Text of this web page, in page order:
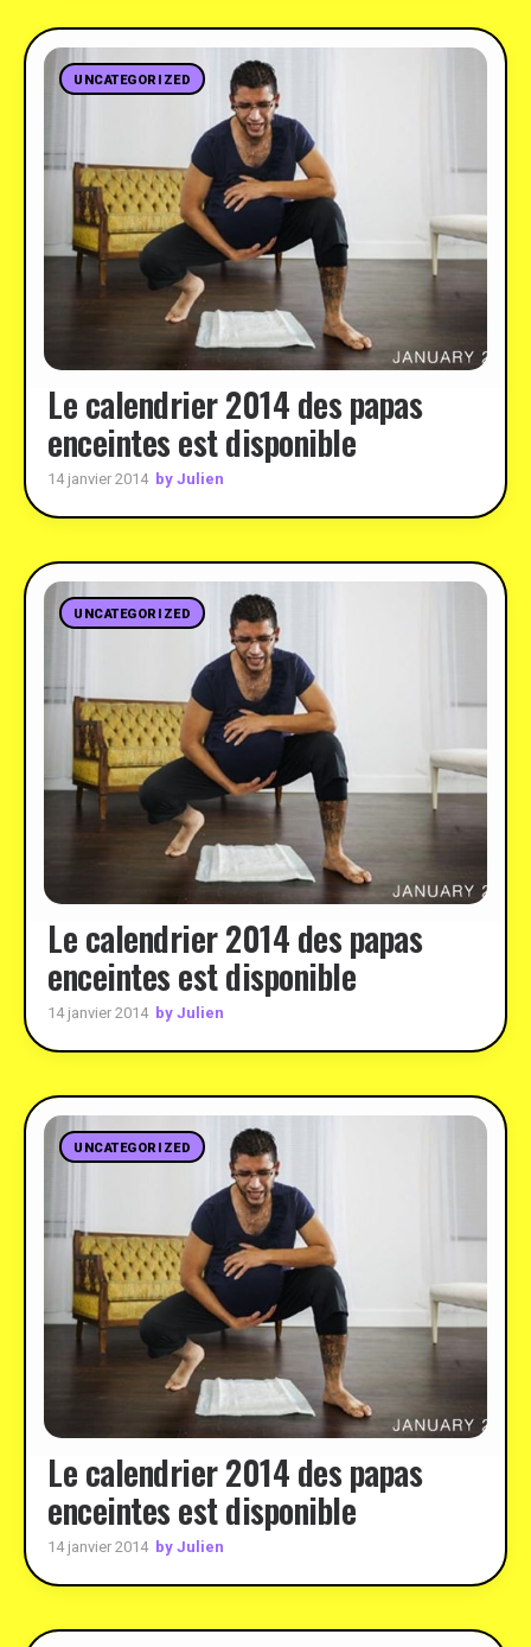
UNCATEGORIZED
Le calendrier 2014 des papas
enceintes est disponible
14 janvier 2014 by Julien
UNCATEGORIZED
Le calendrier 2014 des papas
enceintes est disponible
14 janvier 2014 by Julien
UNCATEGORIZED
Le calendrier 2014 des papas
enceintes est disponible
14 janvier 2014 by Julien